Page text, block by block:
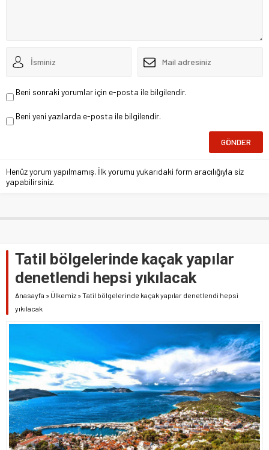
Beni sonraki yorumlar için e-posta ile bilgilendir.
Beni yeni yazılarda e-posta ile bilgilendir.
Henüz yorum yapılmamış. İlk yorumu yukarıdaki form aracılığıyla siz
yapabilirsiniz.
Tatil bölgelerinde kaçak yapılar
denetlendi hepsi yıkılacak
Anasayfa » Ülkemiz »Tatil bölgelerinde kaçak yapılar denetlendi hepsi
yıkılacak